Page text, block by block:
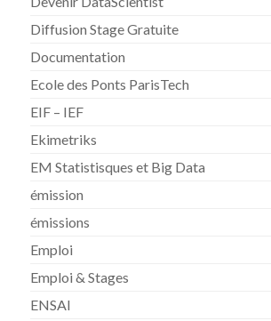
Diffusion Stage Gratuite
Documentation
Ecole des Ponts ParisTech
EIF – IEF
Ekimetriks
EM Statistisques et Big Data
émission
émissions
Emploi
Emploi & Stages
ENSAI